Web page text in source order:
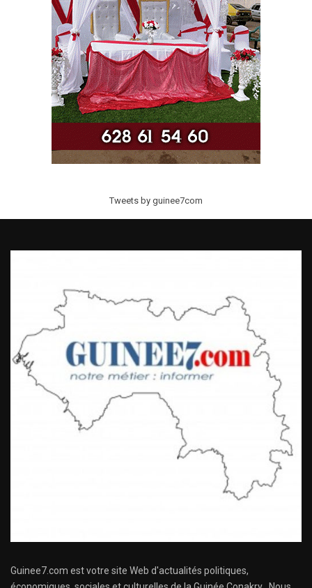
Tweets by guinee7com
Guinee7.com est votre site Web d'actualités politiques,